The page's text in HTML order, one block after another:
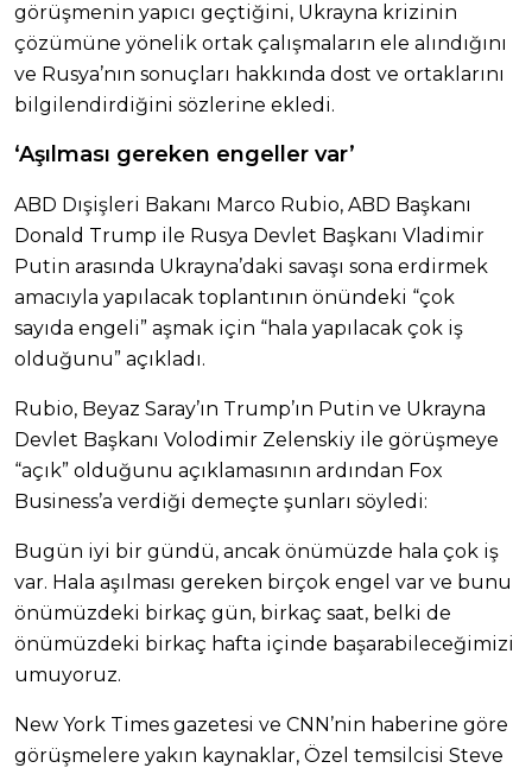
görüşmenin yapıcı geçtiğini, Ukrayna krizinin
çözümüne yönelik ortak çalışmaların ele alındığını
ve Rusya’nın sonuçları hakkında dost ve ortaklarını
bilgilendirdiğini sözlerine ekledi.
‘Aşılması gereken engeller var’
ABD Dışişleri Bakanı Marco Rubio, ABD Başkanı
Donald Trump ile Rusya Devlet Başkanı Vladimir
Putin arasında Ukrayna’daki savaşı sona erdirmek
amacıyla yapılacak toplantının önündeki “çok
sayıda engeli” aşmak için “hala yapılacak çok iş
olduğunu” açıkladı.
Rubio, Beyaz Saray’ın Trump’ın Putin ve Ukrayna
Devlet Başkanı Volodimir Zelenskiy ile görüşmeye
“açık” olduğunu açıklamasının ardından Fox
Business’a verdiği demeçte şunları söyledi:
Bugün iyi bir gündü, ancak önümüzde hala çok iş
var. Hala aşılması gereken birçok engel var ve bunu
önümüzdeki birkaç gün, birkaç saat, belki de
önümüzdeki birkaç hafta içinde başarabileceğimizi
umuyoruz.
New York Times gazetesi ve CNN’nin haberine göre
görüşmelere yakın kaynaklar, Özel temsilcisi Steve